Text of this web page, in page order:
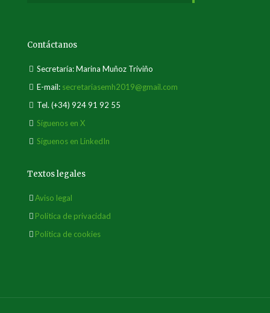
Contáctanos
Secretaría: Marina Muñoz Triviño
E-mail: secretariasemh2019@gmail.com
Tel. (+34) 924 91 92 55
Síguenos en X
Síguenos en LinkedIn
Textos legales
Aviso legal
Política de privacidad
Política de cookies